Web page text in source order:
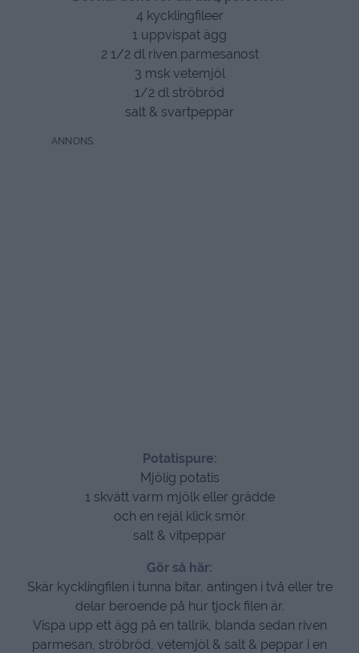
4 kycklingfileer
1 uppvispat ägg
2 1/2 dl riven parmesanost
3 msk vetemjöl
1/2 dl ströbröd
salt & svartpeppar
Potatispure:
Mjölig potatis
1 skvätt varm mjölk eller grädde
och en rejäl klick smör
salt & vitpeppar
Gör så här:
Skär kycklingfilen i tunna bitar, antingen i två eller tre
delar beroende på hur tjock filen är.
Vispa upp ett ägg på en tallrik, blanda sedan riven
parmesan, ströbröd, vetemjöl & salt & peppar i en